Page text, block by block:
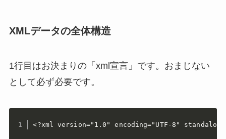
XMLデータの全体構造
1行目はお決まりの「xml宣言」です。おまじない
として必ず必要です。
<?xml version="1.0" encoding="UTF-8"